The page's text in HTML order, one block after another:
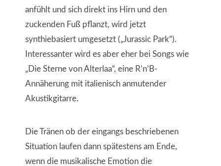
anfühlt und sich direkt ins Hirn und den
zuckenden Fuß pflanzt, wird jetzt
synthiebasiert umgesetzt („Jurassic Park“).
Interessanter wird es aber eher bei Songs wie
„Die Sterne von Alterlaa“, eine R’n’B-
Annäherung mit italienisch anmutender
Akustikgitarre.
Die Tränen ob der eingangs beschriebenen
Situation laufen dann spätestens am Ende,
wenn die musikalische Emotion die